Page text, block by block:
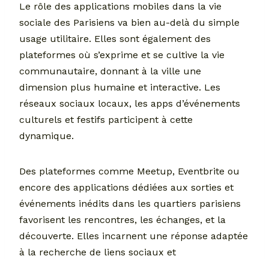
Le rôle des applications mobiles dans la vie
sociale des Parisiens va bien au-delà du simple
usage utilitaire. Elles sont également des
plateformes où s’exprime et se cultive la vie
communautaire, donnant à la ville une
dimension plus humaine et interactive. Les
réseaux sociaux locaux, les apps d’événements
culturels et festifs participent à cette
dynamique.
Des plateformes comme Meetup, Eventbrite ou
encore des applications dédiées aux sorties et
événements inédits dans les quartiers parisiens
favorisent les rencontres, les échanges, et la
découverte. Elles incarnent une réponse adaptée
à la recherche de liens sociaux et